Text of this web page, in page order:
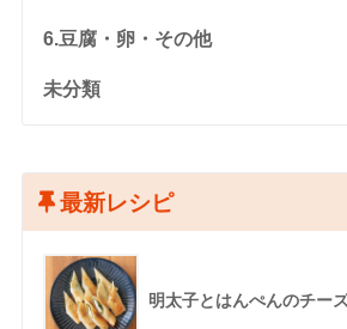
6.豆腐・卵・その他
未分類
最新レシピ
明太子とはんぺんのチー